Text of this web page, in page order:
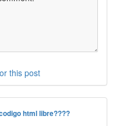
this post
html libre????